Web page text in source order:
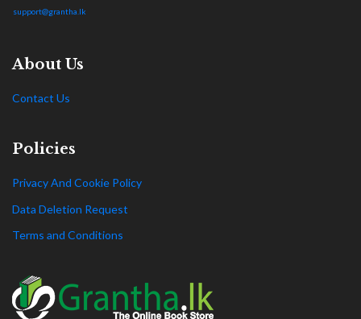
support@grantha.lk
About Us
Contact Us
Policies
Privacy And Cookie Policy
Data Deletion Request
Terms and Conditions